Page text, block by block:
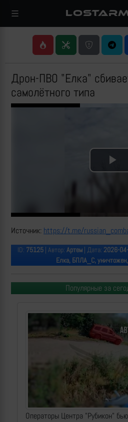
Дрон-ПВО "Елка"
самолётного типа
Источник: https://t.me/
ID: 75125 | Автор: Артем | Дата: 2026-
Елка, БПЛА_С,
Популярные за
Операторы Центра "Рубикон"